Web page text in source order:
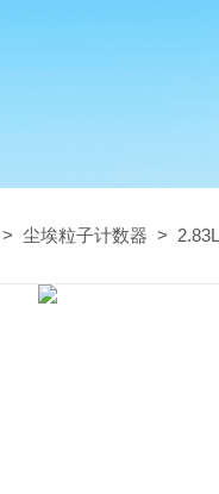
> 尘埃粒子计数器 >